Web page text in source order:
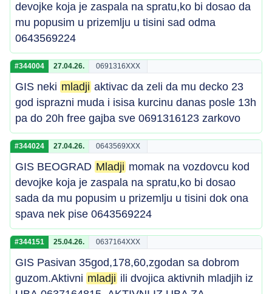
devojke koja je zaspala na spratu,ko bi dosao da
mu popusim u prizemlju u tisini sad odma
0643569224
#344004 27.04.26. 0691316XXX
GIS neki mladji aktivac da zeli da mu decko 23
god isprazni muda i isisa kurcinu danas posle 13h
pa do 20h free gajba sve 0691316123 zarkovo
#344024 27.04.26. 0643569XXX
GIS BEOGRAD Mladji momak na vozdovcu kod
devojke koja je zaspala na spratu,ko bi dosao
sada da mu popusim u prizemlju u tisini dok ona
spava nek pise 0643569224
#344151 25.04.26. 0637164XXX
GIS Pasivan 35god,178,60,zgodan sa dobrom
guzom.Aktivni mladji ili dvojica aktivnih mladjih iz